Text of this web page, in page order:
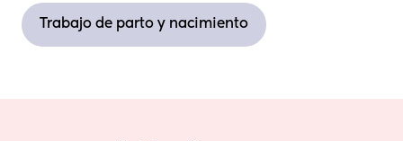
Trabajo de parto y nacimiento